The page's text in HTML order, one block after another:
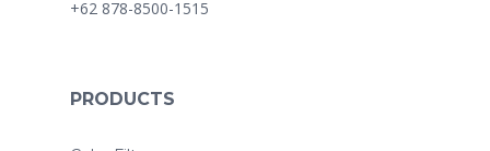
+62 878-8500-1515
PRODUCTS